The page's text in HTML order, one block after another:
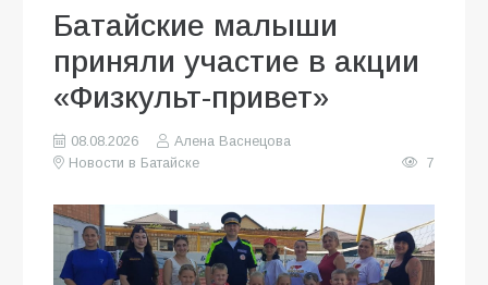
Батайские малыши
приняли участие в акции
«Физкульт-привет»
08.08.2026
Алена Васнецова
Новости в Батайске
7